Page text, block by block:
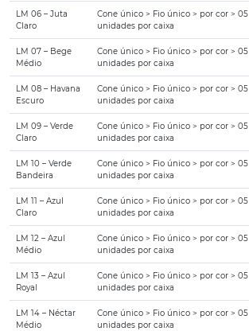
LM 06 – Juta
Claro
Cone único > Fio único > por cor > 05
unidades por caixa
LM 07 – Bege
Médio
Cone único > Fio único > por cor > 05
unidades por caixa
LM 08 – Havana
Escuro
Cone único > Fio único > por cor > 05
unidades por caixa
LM 09 – Verde
Claro
Cone único > Fio único > por cor > 05
unidades por caixa
LM 10 – Verde
Bandeira
Cone único > Fio único > por cor > 05
unidades por caixa
LM 11 – Azul
Claro
Cone único > Fio único > por cor > 05
unidades por caixa
LM 12 – Azul
Médio
Cone único > Fio único > por cor > 05
unidades por caixa
LM 13 – Azul
Royal
Cone único > Fio único > por cor > 05
unidades por caixa
LM 14 – Néctar
Médio
Cone único > Fio único > por cor > 05
unidades por caixa